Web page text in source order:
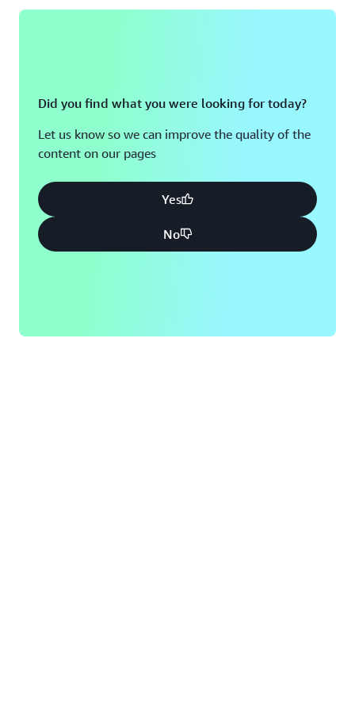
Did you find what you were looking for today?
Let us know so we can improve the quality of the
content on our pages
Yes
No